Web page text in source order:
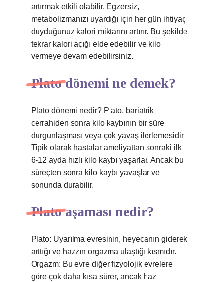
artırmak etkili olabilir. Egzersiz,
metabolizmanızı uyardığı için her gün ihtiyaç
duyduğunuz kalori miktarını artırır. Bu şekilde
tekrar kalori açığı elde edebilir ve kilo
vermeye devam edebilirsiniz.
Plato dönemi ne demek?
Plato dönemi nedir? Plato, bariatrik
cerrahiden sonra kilo kaybının bir süre
durgunlaşması veya çok yavaş ilerlemesidir.
Tipik olarak hastalar ameliyattan sonraki ilk
6-12 ayda hızlı kilo kaybı yaşarlar. Ancak bu
süreçten sonra kilo kaybı yavaşlar ve
sonunda durabilir.
Plato aşaması nedir?
Plato: Uyarılma evresinin, heyecanın giderek
arttığı ve hazzın orgazma ulaştığı kısmıdır.
Orgazm: Bu evre diğer fizyolojik evrelere
göre çok daha kısa sürer, ancak haz